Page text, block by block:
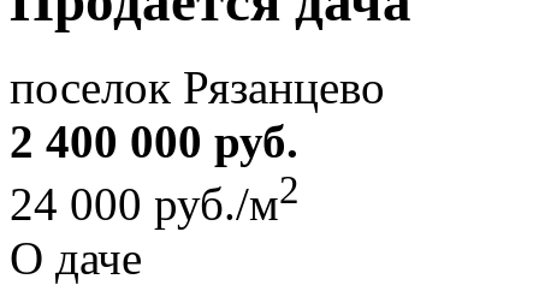
поселок Рязанцево
2 400 000 руб.
24 000 руб./м2
О даче